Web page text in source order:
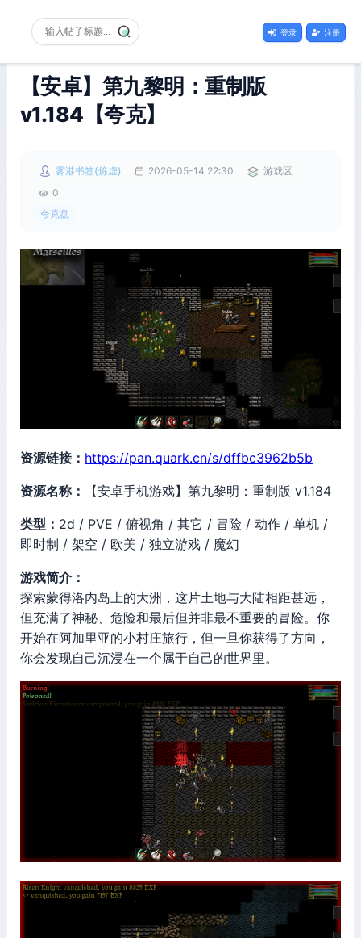
登录 注册
【安卓】第九黎明：重制版
v1.184【夸克】
雾港书签(炼虚) 2026-05-14 22:30
游戏区
0
夸克盘
资源链接： https://pan.quark.cn/s/dffbc3962b5b
资源名称： 【安卓手机游戏】第九黎明：重制版 v1.184
类型： 2d / PVE / 俯视角 / 其它 / 冒险 / 动作 / 单机 /
即时制 / 架空 / 欧美 / 独立游戏 / 魔幻
游戏简介：
探索蒙得洛内岛上的大洲，这片土地与大陆相距甚远，
但充满了神秘、危险和最后但并非最不重要的冒险。你
开始在阿加里亚的小村庄旅行，但一旦你获得了方向，
你会发现自己沉浸在一个属于自己的世界里。